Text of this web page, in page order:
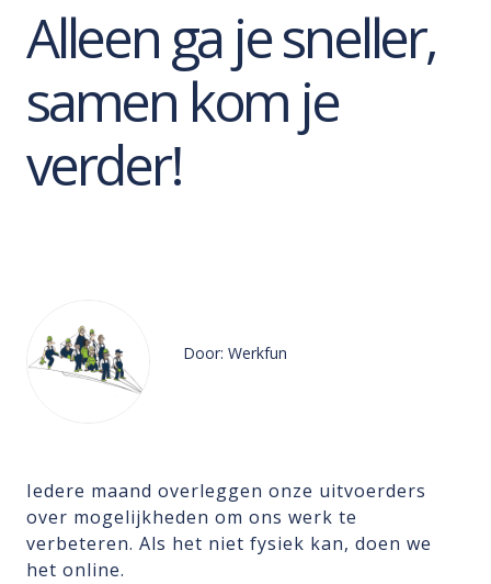
Alleen ga je sneller,
samen kom je
verder!
Door: Werkfun
Iedere maand overleggen onze uitvoerders
over mogelijkheden om ons werk te
verbeteren. Als het niet fysiek kan, doen we
het online.